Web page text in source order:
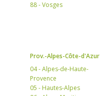
88 - Vosges
Prov.-Alpes-Côte-d'Azur
04 - Alpes-de-Haute-
Provence
05 - Hautes-Alpes